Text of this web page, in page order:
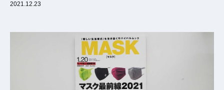
2021.12.23